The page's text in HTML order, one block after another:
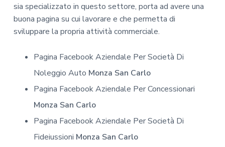
sia specializzato in questo settore, porta ad avere una
buona pagina su cui lavorare e che permetta di
sviluppare la propria attività commerciale.
Pagina Facebook Aziendale Per Società Di
Noleggio Auto Monza San Carlo
Pagina Facebook Aziendale Per Concessionari
Monza San Carlo
Pagina Facebook Aziendale Per Società Di
Fideiussioni Monza San Carlo